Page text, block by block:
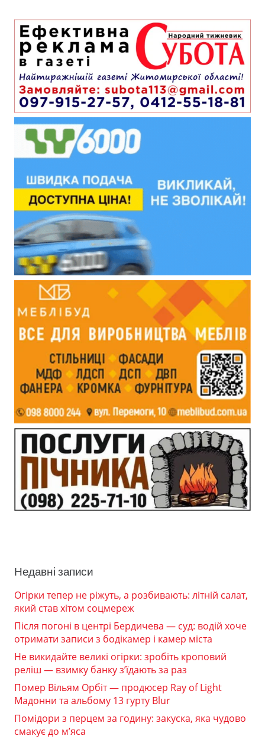
Недавні записи
Огірки тепер не ріжуть, а розбивають: літній салат,
який став хітом соцмереж
Після погоні в центрі Бердичева — суд: водій хоче
отримати записи з бодікамер і камер міста
Не викидайте великі огірки: зробіть кроповий
реліш — взимку банку з’їдають за раз
Помер Вільям Орбіт — продюсер Ray of Light
Мадонни та альбому 13 гурту Blur
Помідори з перцем за годину: закуска, яка чудово
смакує до м’яса